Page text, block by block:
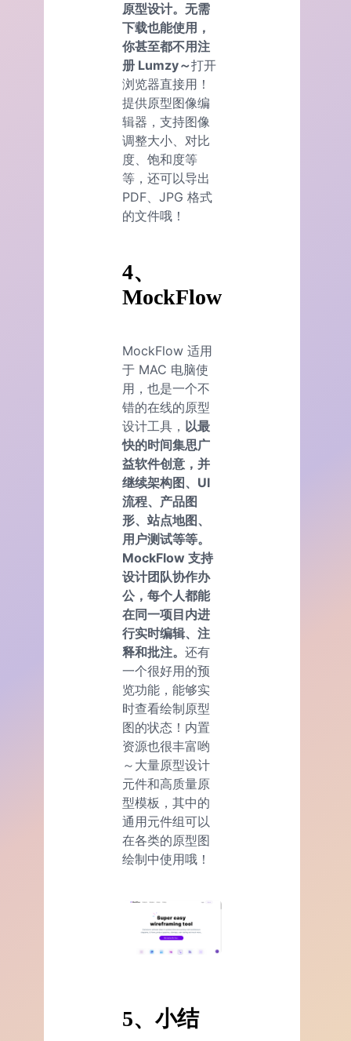
原型设计。无需
下载也能使用，
你甚至都不用注
册 Lumzy～打开
浏览器直接用！
提供原型图像编
辑器，支持图像
调整大小、对比
度、饱和度等
等，还可以导出
PDF、JPG 格式
的文件哦！
4、
MockFlow
MockFlow 适用
于 MAC 电脑使
用，也是一个不
错的在线的原型
设计工具， 以最
快的时间集思广
益软件创意，并
继续架构图、UI
流程、产品图
形、站点地图、
用户测试等等。
MockFlow 支持
设计团队协作办
公，每个人都能
在同一项目内进
行实时编辑、注
释和批注。 还有
一个很好用的预
览功能，能够实
时查看绘制原型
图的状态！内置
资源也很丰富哟
～大量原型设计
元件和高质量原
型模板，其中的
通用元件组可以
在各类的原型图
绘制中使用哦！
5、小结